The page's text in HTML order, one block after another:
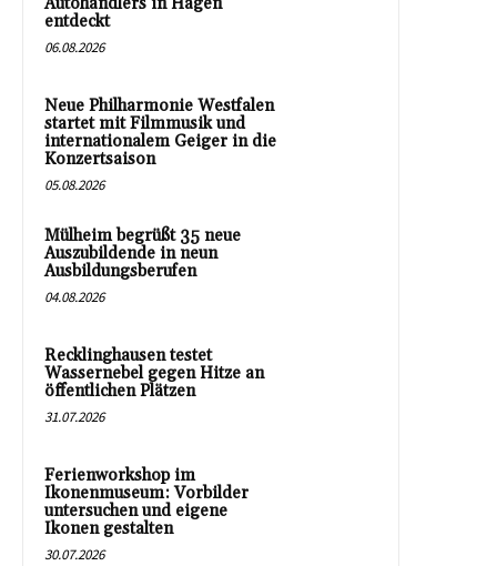
entdeckt
06.08.2026
Neue Philharmonie Westfalen
startet mit Filmmusik und
internationalem Geiger in die
Konzertsaison
05.08.2026
Mülheim begrüßt 35 neue
Auszubildende in neun
Ausbildungsberufen
04.08.2026
Recklinghausen testet
Wassernebel gegen Hitze an
öffentlichen Plätzen
31.07.2026
Ferienworkshop im
Ikonenmuseum: Vorbilder
untersuchen und eigene
Ikonen gestalten
30.07.2026